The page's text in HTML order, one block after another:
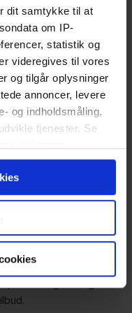
dit samtykke til at
om IP-
statistik og
videregives til vores
og tilgår oplysninger
annoncer, levere
og indholdsmåling,
tjenester. Se
dit samtykke
på "Privacy
om din placering,
på en scanning af
tilbud. Lad
ejendomsmæglere
om dig
på, at de giver dig